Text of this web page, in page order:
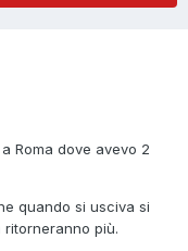
Roma dove avevo 2
quando si usciva si
più.